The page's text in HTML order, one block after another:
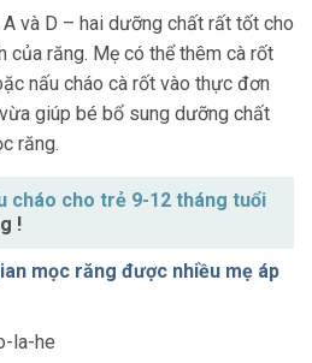
và D – hai dưỡng chất rất tốt cho
của răng. Mẹ có thể thêm cà rốt
nấu cháo cà rốt vào thực đơn
giúp bé bổ sung dưỡng chất
răng.
cháo cho trẻ 9-12 tháng tuổi
!
mọc răng được nhiều mẹ áp